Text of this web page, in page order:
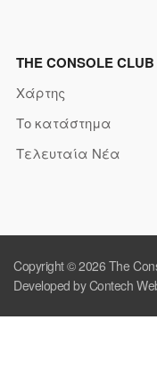
THE CONSOLE CLUB
Χάρτης
Το κατάστημα
Τελευταία Νέα
Copyright © 2026 The
Developed by Contech